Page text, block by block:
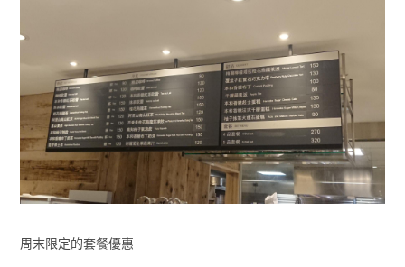
周末限定的套餐優惠